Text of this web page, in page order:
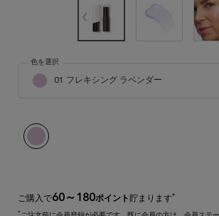
タンイドル ウルトラ ウェア シェイプ スティック の
01 フレキシング ラベンダー
色を選択
選択済み
01 フレキシング ラベンダー, 1/1
ご購入で60～180ポイント 貯まります*
*